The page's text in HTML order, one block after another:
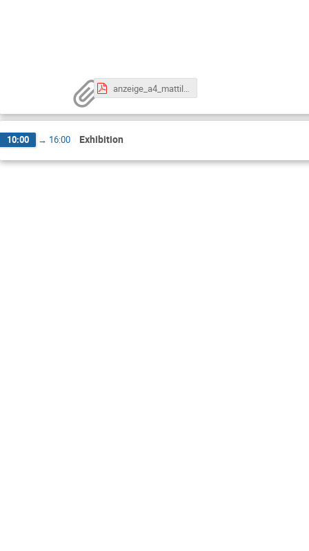
anzeige_a4_mattil_v2.pdf
10:00 → 16:00 Exhibition